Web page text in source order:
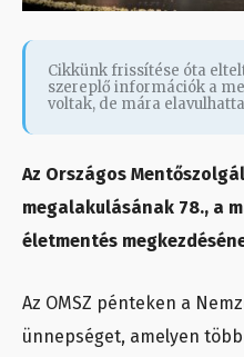
Cikkünk frissítése óta
szereplő információk a
voltak, de mára
Az Országos
megalakulásának 78., a
életmentés
Az OMSZ pénteken a
ünnepséget, amelyen